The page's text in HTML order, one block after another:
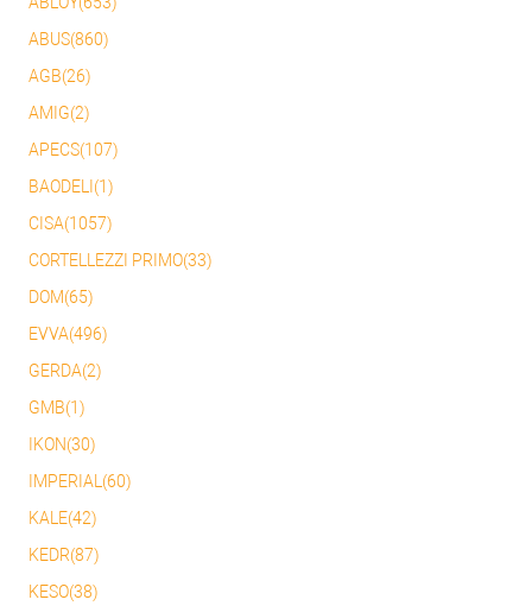
ABUS(860)
AGB(26)
AMIG(2)
APECS(107)
BAODELI(1)
CISA(1057)
CORTELLEZZI PRIMO(33)
DOM(65)
EVVA(496)
GERDA(2)
GMB(1)
IKON(30)
IMPERIAL(60)
KALE(42)
KEDR(87)
KESO(38)